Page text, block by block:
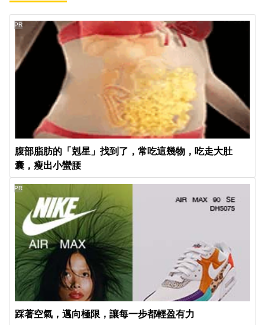
腹部脂肪的「剋星」找到了，常吃這幾物，吃走大肚
囊，瘦出小蠻腰
PR
踩著空氣，邁向極限，讓每一步都輕盈有力
PR